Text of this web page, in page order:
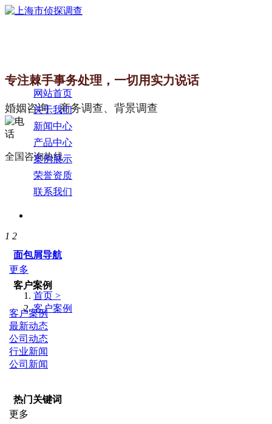
专注棘手事务处理，一切用实力说话
婚姻咨询、商务调查、背景调查
全国咨询热线
网站首页
关于我们
新闻中心
产品中心
案例展示
荣誉资质
联系我们
1 2
面包屑导航
更多
首页 >
客户案例
客户案例
客户案例
最新动态
公司动态
行业新闻
公司新闻
热门关键词
更多